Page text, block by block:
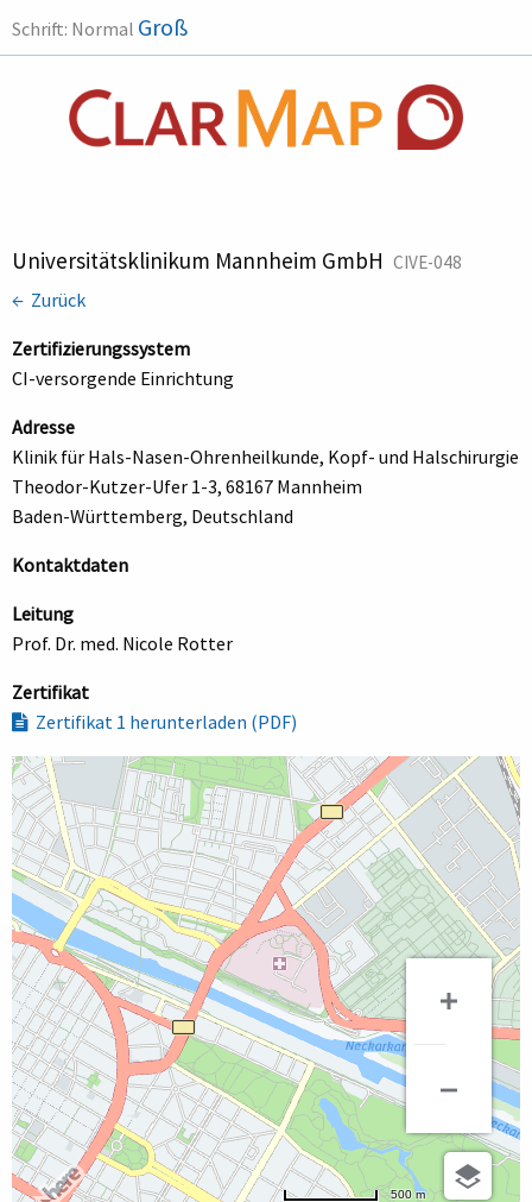
Schrift: Normal Groß
Universitätsklinikum Mannheim GmbH CIVE-048
← Zurück
Zertifizierungssystem
CI-versorgende Einrichtung
Adresse
Klinik für Hals-Nasen-Ohrenheilkunde, Kopf- und Halschirurgie
Theodor-Kutzer-Ufer 1-3, 68167 Mannheim
Baden-Württemberg, Deutschland
Kontaktdaten
Leitung
Prof. Dr. med. Nicole Rotter
Zertifikat
Zertifikat 1 herunterladen (PDF)
500 m